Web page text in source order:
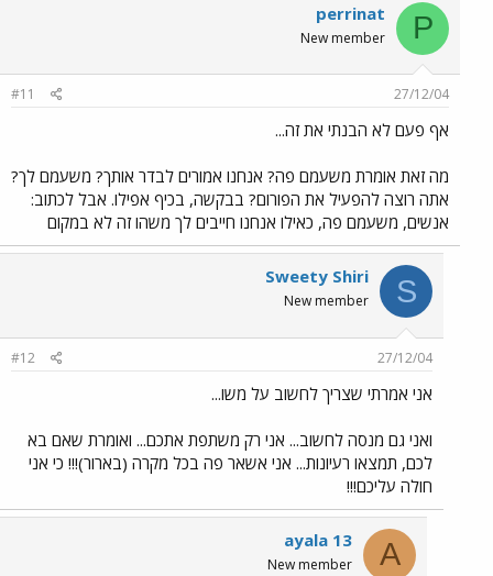
P
perrinat
New member
27/12/04
#11
אף פעם לא הבנתי את זה...
מה זאת אומרת משעמם פה? אנחנו אמורים לבדר אותך? משעמם לך?
אתה רוצה להפעיל את הפורום? בבקשה, בכיף אפילו. אבל לכתוב:
אנשים, משעמם פה, כאילו אנחנו חייבים לך משהו זה לא במקום
S
Sweety Shiri
New member
27/12/04
#12
אני אמרתי שצריך לחשוב על משו...
ואני גם מנסה לחשוב... אני רק משתפת אתכם... ואומרת שאם בא
לכם, תמצאו רעיונות... אני אשאר פה בכל מקרה (בארור)!!! כי אני
חולה עליכם!!!
A
ayala 13
New member